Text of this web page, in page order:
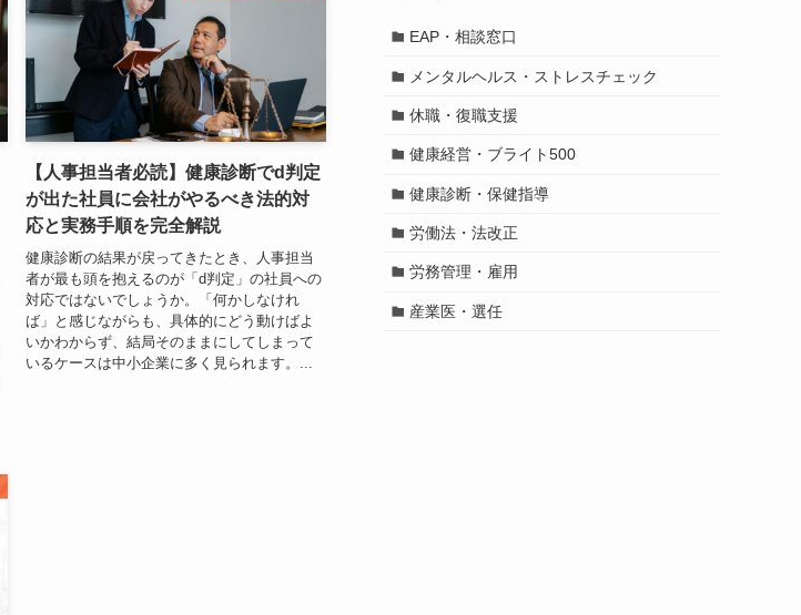
【人事担当者必読】健康診断でd判定
が出た社員に会社がやるべき法的対
応と実務手順を完全解説
健康診断の結果が戻ってきたとき、人事担当
者が最も頭を抱えるのが「d判定」の社員への
対応ではないでしょうか。「何かしなけれ
ば」と感じながらも、具体的にどう動けばよ
いかわからず、結局そのままにしてしまって
いるケースは中小企業に多く見られます。...
EAP・相談窓口
メンタルヘルス・ストレスチェック
休職・復職支援
健康経営・ブライト500
健康診断・保健指導
労働法・法改正
労務管理・雇用
産業医・選任